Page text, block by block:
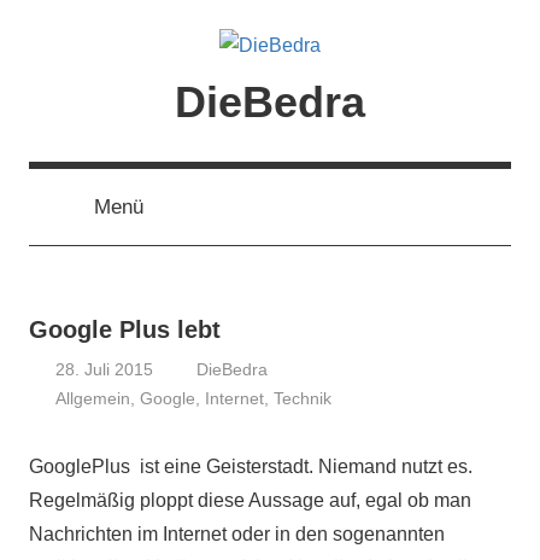
DieBedra
Menü
Google Plus lebt
28. Juli 2015
DieBedra
Allgemein ,Google Internet ,Technik
GooglePlus ist eine Geisterstadt. Niemand nutzt es.
Regelmäßig ploppt diese Aussage auf, egal ob man
Nachrichten im Internet oder in den sogenannten